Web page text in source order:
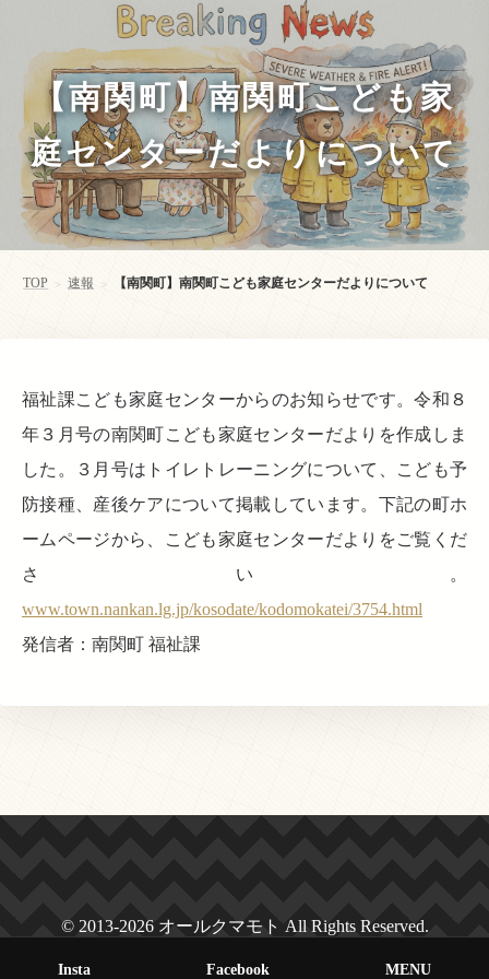
【南関町】南関町こども家
庭センターだよりについて
TOP > 速報 > 【南関町】南関町こども家庭センターだよりについて
福祉課こども家庭センターからのお知らせです。令和８
年３月号の南関町こども家庭センターだよりを作成しま
した。３月号はトイレトレーニングについて、こども予
防接種、産後ケアについて掲載しています。下記の町ホ
ームページから、こども家庭センターだよりをご覧くだ
さい。
www.town.nankan.lg.jp/kosodate/kodomokatei/3754.html
発信者：南関町 福祉課
© 2013-2026 オールクマモト All Rights Reserved.
Insta Facebook MENU